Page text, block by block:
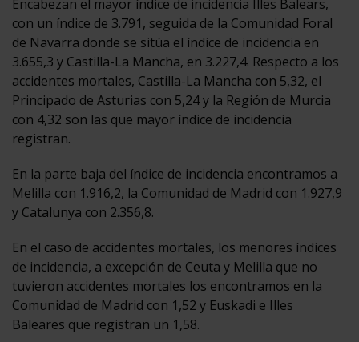
Encabezan el mayor índice de incidencia Illes Balears,
con un índice de 3.791, seguida de la Comunidad Foral
de Navarra donde se sitúa el índice de incidencia en
3.655,3 y Castilla-La Mancha, en 3.227,4. Respecto a los
accidentes mortales, Castilla-La Mancha con 5,32, el
Principado de Asturias con 5,24 y la Región de Murcia
con 4,32 son las que mayor índice de incidencia
registran.
En la parte baja del índice de incidencia encontramos a
Melilla con 1.916,2, la Comunidad de Madrid con 1.927,9
y Catalunya con 2.356,8.
En el caso de accidentes mortales, los menores índices
de incidencia, a excepción de Ceuta y Melilla que no
tuvieron accidentes mortales los encontramos en la
Comunidad de Madrid con 1,52 y Euskadi e Illes
Baleares que registran un 1,58.